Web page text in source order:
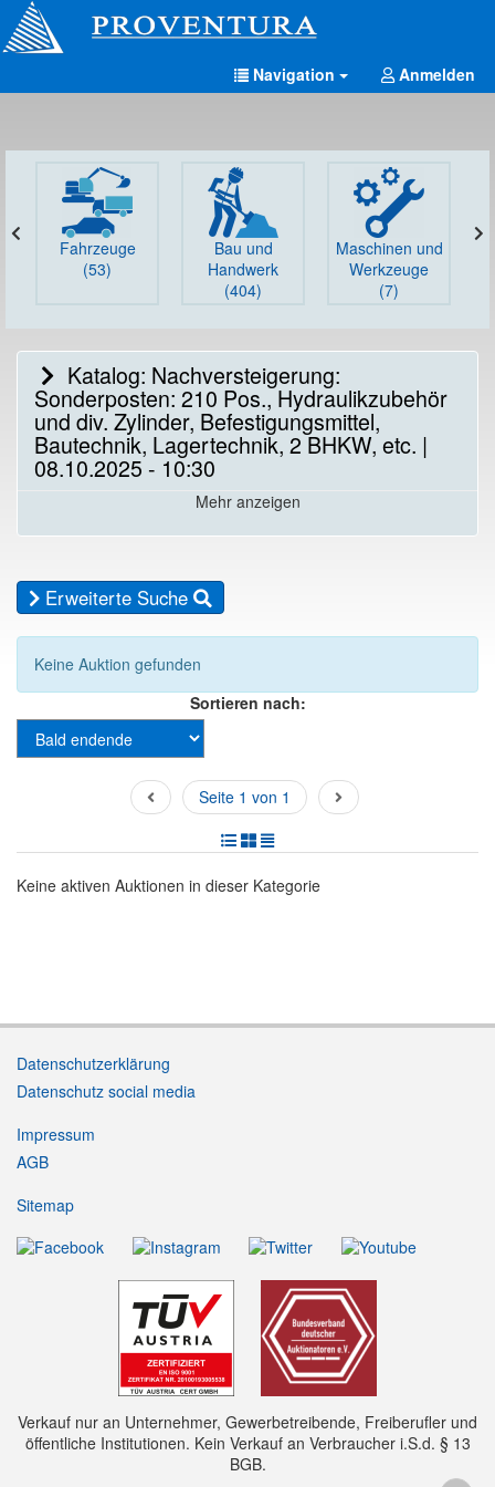
Navigation Anmelden
Fahrzeuge
(53)
Bau und
Handwerk
(404)
Maschinen und
Werkzeuge
(7)
Katalog: Nachversteigerung:
Sonderposten: 210 Pos., Hydraulikzubehör
und div. Zylinder, Befestigungsmittel,
Bautechnik, Lagertechnik, 2 BHKW, etc. |
08.10.2025 - 10:30
Mehr anzeigen
Erweiterte Suche
Keine Auktion gefunden
Sortieren nach:
Seite 1 von 1
Keine aktiven Auktionen in dieser Kategorie
Datenschutzerklärung
Datenschutz social media
Impressum
AGB
Sitemap
Verkauf nur an Unternehmer, Gewerbetreibende, Freiberufler und
öffentliche Institutionen. Kein Verkauf an Verbraucher i.S.d. § 13
BGB.